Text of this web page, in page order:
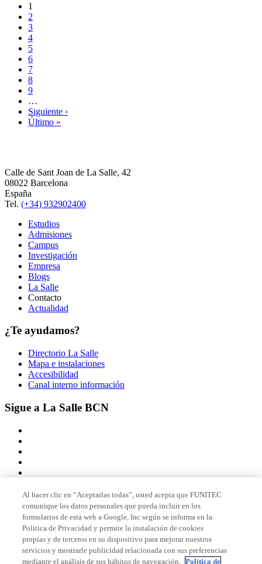
1
2
3
4
5
6
7
8
9
…
Siguiente ›
Último »
Calle de Sant Joan de La Salle, 42
08022 Barcelona
España
Tel. (+34) 932902400
Estudios
Admisiones
Campus
Investigación
Empresa
Blogs
La Salle
Contacto
Actualidad
¿Te ayudamos?
Directorio La Salle
Mapa e instalaciones
Accesibilidad
Canal interno información
Sigue a La Salle BCN
Miembro de
Acreditaciones
Al hacer clic en “Aceptarlas todas”, usted acepta que FUNITEC
comunique los datos personales que pueda incluir en los
formularios de esta web a Google, Inc según se informa en la
Política de Privacidad y permite la instalación de cookies
propias y de terceros en su dispositivo para mejorar nuestros
servicios y mostrarle publicidad relacionada con sus preferencias
mediante el análisis de sus hábitos de navegación. Política de